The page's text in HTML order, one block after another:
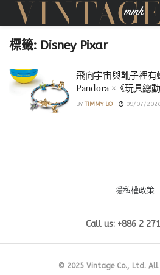
標籤: Disney Pixar
飛向宇宙與靴子裡有
Pandora ×《玩具總
BY TIMMY LO 09/07/
隱私權政策
Call us: +886 2
© 2025 Vintage Co., Ltd. All